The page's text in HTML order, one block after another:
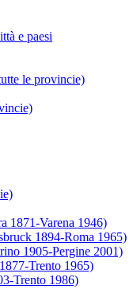
e paesi
le provincie)
1871-Varena 1946)
1894-Roma 1965)
1905-Pergine 2001)
Trento 1965)
Trento 1986)